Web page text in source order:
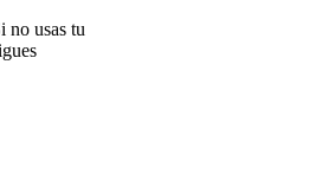
no usas tu